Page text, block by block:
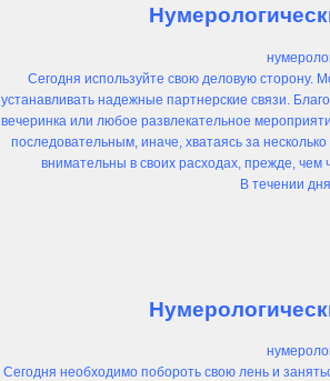
Сегодня используйте свою деловую сторону.
устанавливать надежные партнерские связи.
вечеринка или любое развлекательное
последовательным, иначе, хватаясь за
внимательны в своих расходах, прежде, чем
В течении
Сегодня необходимо побороть свою лень и